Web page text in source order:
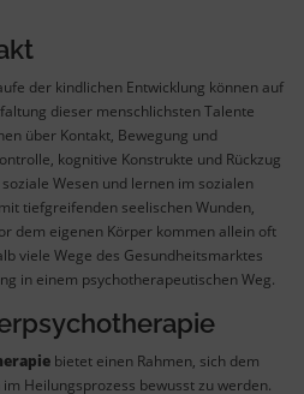
der kindlichen Entwicklung können auf
dieser menschlichsten Talente
über Kontakt, Bewegung und
kognitive Konstrukte und Rückzug
Wesen und lernen im sozialen
tiefgreifenden seelischen Wunden,
dem eigenen Körper kommen allein oft
viele Wege des Gesundheitsmarktes
in einem psychotherapeutischen Weg.
bietet einen Rahmen, sich dem
Heilungsprozess bewusst zu werden.